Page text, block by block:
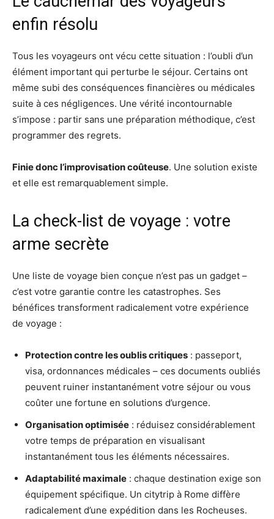
enfin résolu
Tous les voyageurs ont vécu cette situation : l’oubli d’un
élément important qui perturbe le séjour. Certains ont
même subi des conséquences financières ou médicales
suite à ces négligences. Une vérité incontournable
s’impose : partir sans une préparation méthodique, c’est
programmer des regrets.
Finie donc l’improvisation coûteuse. Une solution existe
et elle est remarquablement simple.
La check-list de voyage : votre
arme secrète
Une liste de voyage bien conçue n’est pas un gadget –
c’est votre garantie contre les catastrophes. Ses
bénéfices transforment radicalement votre expérience
de voyage :
Protection contre les oublis critiques : passeport,
visa, ordonnances médicales – ces documents oubliés
peuvent ruiner instantanément votre séjour ou vous
coûter une fortune en solutions d’urgence.
Organisation optimisée : réduisez considérablement
votre temps de préparation en visualisant
instantanément tous les éléments nécessaires.
Adaptabilité maximale : chaque destination exige son
équipement spécifique. Un citytrip à Rome diffère
radicalement d’une expédition dans les Rocheuses.